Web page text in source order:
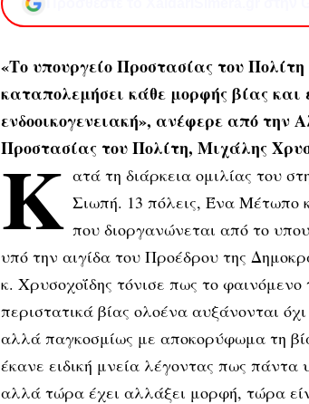
«Το υπουργείο Προστασίας του
καταπολεμήσει κάθε μορφής βίας και
ενδοοικογενειακή», ανέφερε από την
Προστασίας του Πολίτη, Μιχάλης
Κ ατά τη διάρκεια ομιλίας του
Σιωπή. 13 πόλεις, Ένα Μέτωπο
που διοργανώνεται από το
υπό την αιγίδα του Προέδρου της
κ. Χρυσοχοΐδης τόνισε πως το φαινόμενο
περιστατικά βίας ολοένα αυξάνονται
αλλά παγκοσμίως με αποκορύφωμα τη
έκανε ειδική μνεία λέγοντας πως
αλλά τώρα έχει αλλάξει μορφή, τώρα